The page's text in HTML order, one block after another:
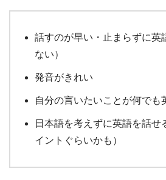
話すのが早い・止まらずに英
ない）
発音がきれい
自分の言いたいことが何でも
日本語を考えずに英語を話せ
イントぐらいかも）